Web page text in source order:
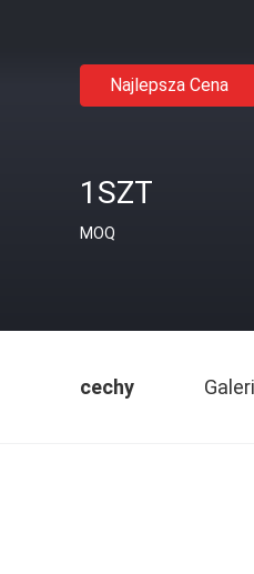
Najlepsza Cena
1SZT
MOQ
cechy